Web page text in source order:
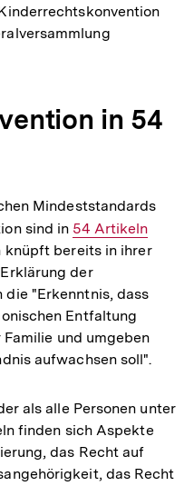
in 54
Mindeststandards
sind in Interner
Link:
54 Artikeln
knüpft bereits in ihrer
der
die "Erkenntnis, dass
Entfaltung
und umgeben
aufwachsen soll".
als alle Personen unter
finden sich Aspekte
das Recht auf
das Recht